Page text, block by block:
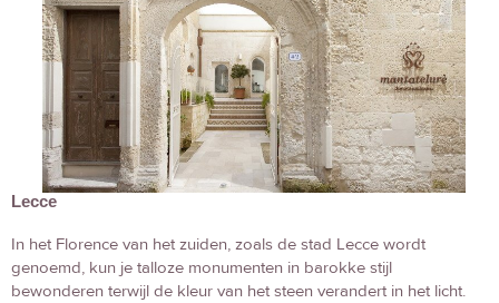
Lecce
In het Florence van het zuiden, zoals de stad Lecce wordt
genoemd, kun je talloze monumenten in barokke stijl
bewonderen terwijl de kleur van het steen verandert in het licht.